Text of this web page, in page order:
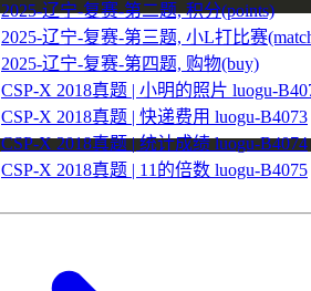
2025-辽宁-复赛-第二题, 积分(points)
2025-辽宁-复赛-第三题, 小L打比赛
2025-辽宁-复赛-第四题, 购物(buy)
CSP-X 2018真题 | 小明的照片 luogu-
CSP-X 2018真题 | 快递费用 luogu-B4073
CSP-X 2018真题 | 统计成绩 luogu-B4074
CSP-X 2018真题 | 11的倍数 luogu-B4075